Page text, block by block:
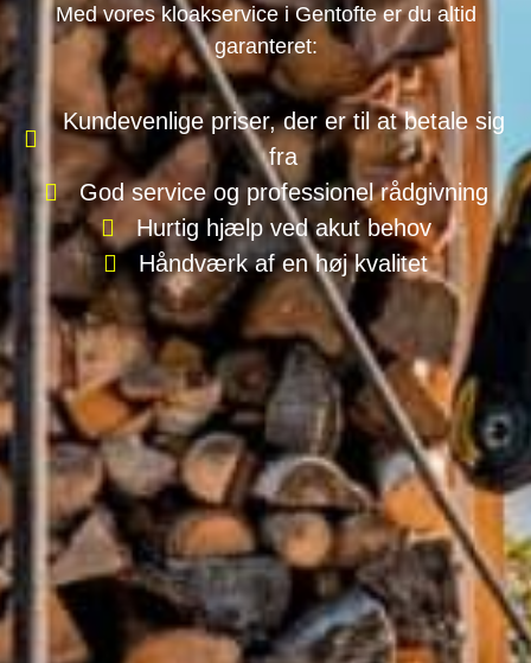
Med vores kloakservice i Gentofte er du altid
garanteret:
Kundevenlige priser, der er til at betale sig
fra
God service og professionel rådgivning
Hurtig hjælp ved akut behov
Håndværk af en høj kvalitet